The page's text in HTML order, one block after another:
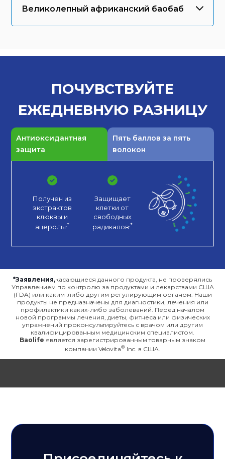
Великолепный африканский баобаб
ПОЧУВСТВУЙТЕ
ЕЖЕДНЕВНУЮ РАЗНИЦУ
Антиоксидантная
защита
Пять баллов за пять
волокон
Получен из
экстрактов
клюквы и
ацеролы.*
Защищает
клетки от
свободных
радикалов.*
*Заявления,касающиеся данного продукта, не проверялись
Управлением по контролю за продуктами и лекарствами США
(FDA) или каким-либо другим регулирующим органом. Наши
продукты не предназначены для диагностики, лечения или
профилактики каких-либо заболеваний. Перед началом
новой программы лечения, диеты, фитнеса или физических
упражнений проконсультируйтесь с врачом или другим
квалифицированным медицинским специалистом.
Baolife является зарегистрированным товарным знаком
компании Velovita
Inc. в США.